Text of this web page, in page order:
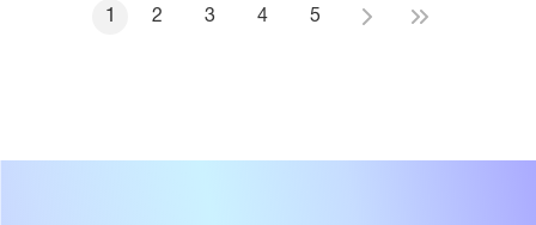
1 2 3 4 5